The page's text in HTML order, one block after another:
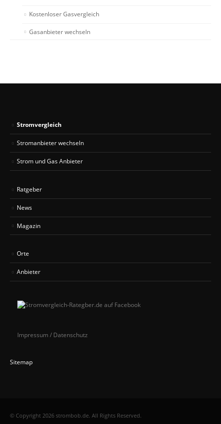
Kostenloser Gasvergleich
Gasanbieter wechseln
Stromvergleich
Stromanbieter wechseln
Strom und Gas Anbieter
Ratgeber
News
Magazin
Orte
Anbieter
Impressum / Datenschutz
Sitemap
© Copyright 2026 strombob.de. All Rights Reserved.